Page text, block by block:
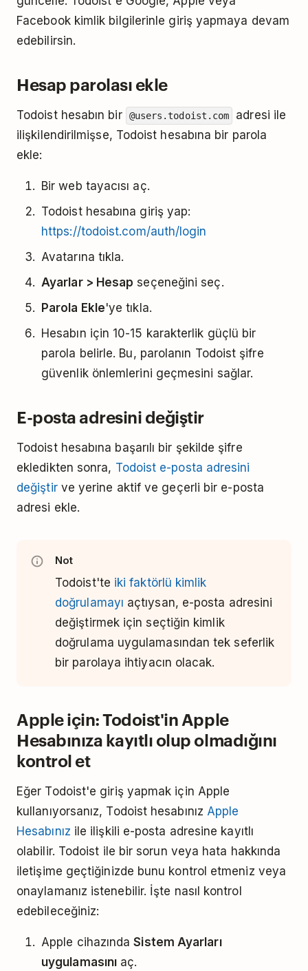
Facebook kimlik bilgilerinle giriş yapmaya devam
edebilirsin.
Hesap parolası ekle
Todoist hesabın bir @users.todoist.com
adresi ile
ilişkilendirilmişse, Todoist hesabına bir parola
ekle:
Bir web tayacısı aç.
Todoist hesabına giriş yap:
https://todoist.com/auth/login
Avatarına tıkla.
Ayarlar > Hesap seçeneğini seç.
Parola Ekle'ye tıkla.
Hesabın için 10-15 karakterlik güçlü bir
parola belirle. Bu, parolanın Todoist şifre
güvenlik önlemlerini geçmesini sağlar.
E-posta adresini değiştir
Todoist hesabına başarılı bir şekilde şifre
ekledikten sonra, Todoist e-posta adresini
değiştirve yerine aktif ve geçerli bir e-posta
adresi ekle.
Not
Todoist'te iki faktörlü kimlik
doğrulamayı açtıysan, e-posta adresini
değiştirmek için seçtiğin kimlik
doğrulama uygulamasından tek seferlik
bir parolaya ihtiyacın olacak.
Apple için: Todoist'in Apple
Hesabınıza kayıtlı olup olmadığını
kontrol et
Eğer Todoist'e giriş yapmak için Apple
kullanıyorsanız, Todoist hesabınız Apple
Hesabınız ile ilişkili e-posta adresine kayıtlı
olabilir. Todoist ile bir sorun veya hata hakkında
iletişime geçtiğinizde bunu kontrol etmeniz veya
onaylamanız istenebilir. İşte nasıl kontrol
edebileceğiniz:
Apple cihazındaSistem Ayarları
uygulamasını aç.